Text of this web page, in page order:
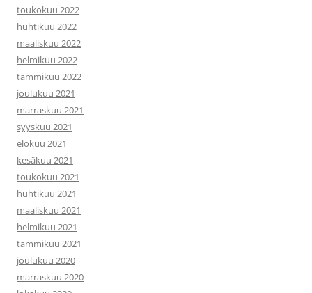
toukokuu 2022
huhtikuu 2022
maaliskuu 2022
helmikuu 2022
tammikuu 2022
joulukuu 2021
marraskuu 2021
syyskuu 2021
elokuu 2021
kesäkuu 2021
toukokuu 2021
huhtikuu 2021
maaliskuu 2021
helmikuu 2021
tammikuu 2021
joulukuu 2020
marraskuu 2020